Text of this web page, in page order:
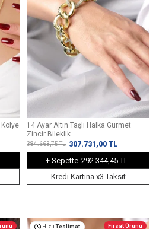
14 Ayar Altın Taşlı Halka Gurmet
Zincir Bileklik
384.663,75TL 307.731,00 TL
+ Sepette 292.344,45 TL
Kredi Kartına x3 Taksit
Hızlı Teslimat Fırsat Ürünü